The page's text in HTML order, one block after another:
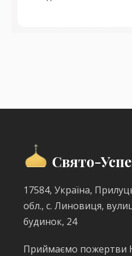
Свято-
17584, Україна,
обл., с. Линовиця,
будинок, 24
Приймаємо пожертви